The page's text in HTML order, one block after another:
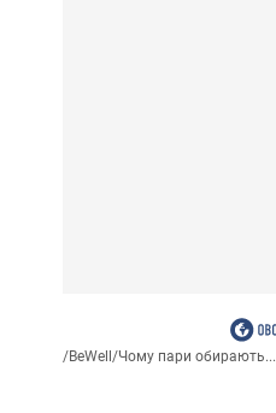
/BeWell/Чому пари обирають...